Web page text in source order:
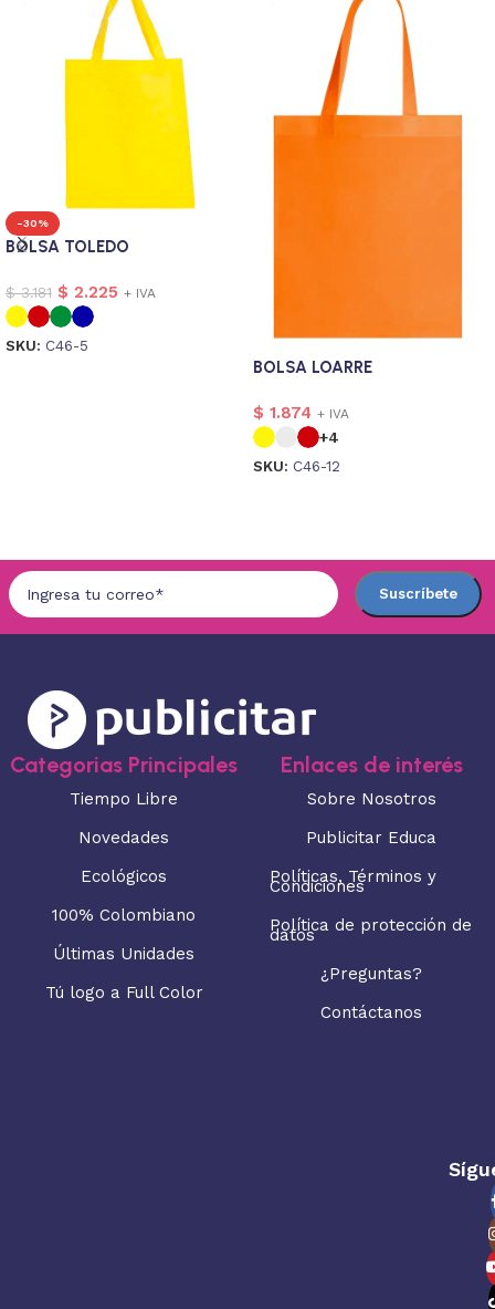
-30%
BOLSA TOLEDO
$3.181 $ 2.225 + IVA
SKU: C46-5
BOLSA LOARRE
$ 1.874 + IVA
+4
SKU: C46-12
Categorias Principales
Tiempo Libre
Novedades
Ecológicos
100% Colombiano
Últimas Unidades
Tú logo a Full Color
Enlaces de interés
Sobre Nosotros
Publicitar Educa
Políticas, Términos y
Condiciones
Política de protección de
datos
¿Preguntas?
Contáctanos